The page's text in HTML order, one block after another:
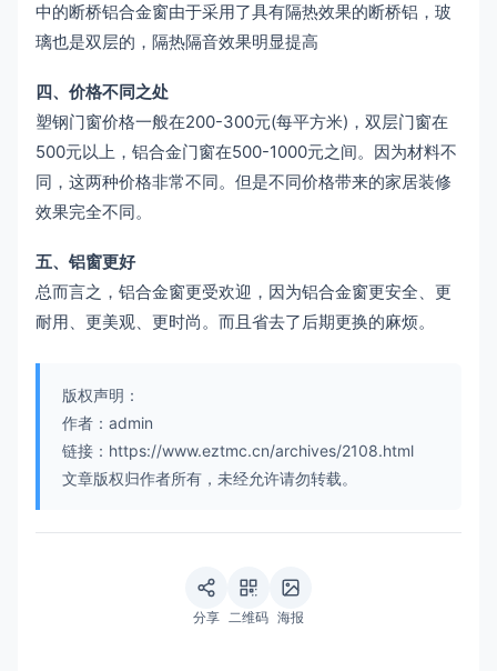
中的断桥铝合金窗由于采用了具有隔热效果的断桥铝，玻
璃也是双层的，隔热隔音效果明显提高
四、价格不同之处
塑钢门窗价格一般在200-300元(每平方米)，双层门窗在
500元以上，铝合金门窗在500-1000元之间。因为材料不
同，这两种价格非常不同。但是不同价格带来的家居装修
效果完全不同。
五、铝窗更好
总而言之，铝合金窗更受欢迎，因为铝合金窗更安全、更
耐用、更美观、更时尚。而且省去了后期更换的麻烦。
版权声明：
作者：admin
链接：https://www.eztmc.cn/archives/2108.html
文章版权归作者所有，未经允许请勿转载。
分享 二维码 海报